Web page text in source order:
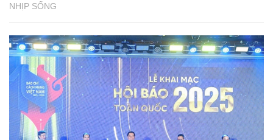
NHỊP SỐNG